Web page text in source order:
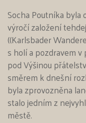
Socha Poutníka byla
výročí založení
((Karlsbader
s holí a pozdravem
pod Výšinou
směrem k dnešní
byla zprovozněna
stalo jedním z
městě.